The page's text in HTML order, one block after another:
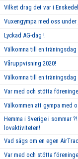
Vilket drag det var i
Vuxengympa med oss
Lyckad AG-dag !
Välkomna till en
Våruppvisning 2020!
Välkomna till en
Var med och stötta
Välkommen att gympa med
Hemma i Sverige i sommar
lovaktiviteten!
Vad sägs om en egen
Var med och stötta